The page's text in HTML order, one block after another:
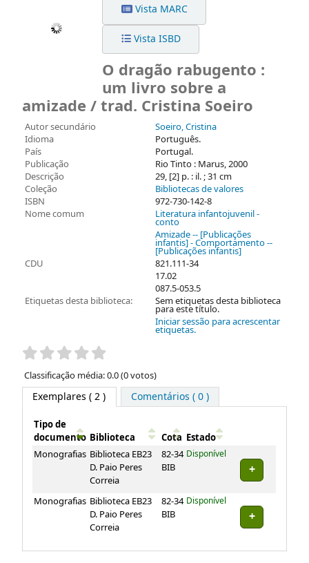
Vista MARC
Vista ISBD
O dragão rabugento :
um livro sobre a
amizade / trad. Cristina Soeiro
Autor secundário
Soeiro, Cristina
Idioma
Português.
País
Portugal.
Publicação
Rio Tinto : Marus, 2000
Descrição
29, [2] p. : il. ; 31 cm
Coleção
Bibliotecas de valores
ISBN
972-730-142-8
Nome comum
Literatura infantojuvenil -
conto
Amizade -- [Publicações
infantis] - Comportamento --
[Publicações infantis]
CDU
821.111-34
17.02
087.5-053.5
Etiquetas desta biblioteca:
Sem etiquetas desta biblioteca
para este título.
Iniciar sessão para acrescentar
etiquetas.
Pontuação
Classificação média: 0.0 (0 votos)
Exemplares ( 2 ) Comentários ( 0 )
Exemplares
Tipo de
documento Biblioteca Cota Estado
Monografias Biblioteca EB23
D. Paio Peres
Correia
82-34
BIB
Disponível
Monografias Biblioteca EB23
D. Paio Peres
Correia
82-34
BIB
Disponível